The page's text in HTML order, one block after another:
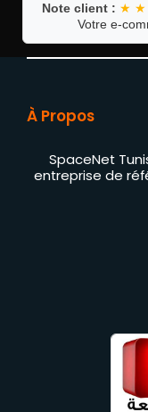
Note client : ★
Votre e-
À Propos
SpaceNet
entreprise de